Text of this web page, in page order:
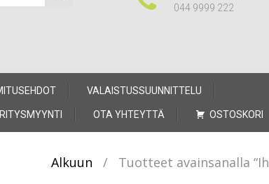
044 9999 222
VALAISTUSSUUNNITTELU
OTA YHTEYTTÄ OSTOSKORI
Alkuun / Tuotteet avainsanalla